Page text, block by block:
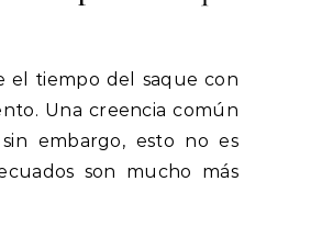
el tiempo del saque con
Una creencia común
embargo, esto no es
son mucho más